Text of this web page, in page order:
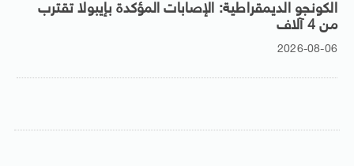
الكونجو الديمقراطية: الإصابات المؤكدة بإيبولا تقترب
من 4 آلاف
2026-08-06